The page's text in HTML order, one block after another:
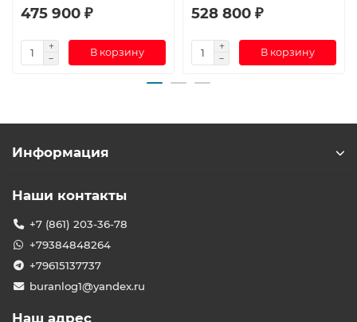
475 900 ₽
В корзину
528 800 ₽
В корзину
Информация
Наши контакты
+7 (861) 203-36-78
+79384848264
+79615137737
buranlog1@yandex.ru
Наш адрес